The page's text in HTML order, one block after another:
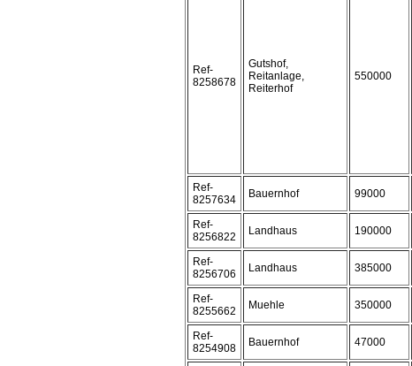
Ref-
8258678
Gutshof,
Reitanlage,
Reiterhof
550000
Ref-
8257634
Bauernhof 99000
Ref-
8256822
Landhaus 190000
Ref-
8256706
Landhaus 385000
Ref-
8255662
Muehle 350000
Ref-
8254908
Bauernhof 47000